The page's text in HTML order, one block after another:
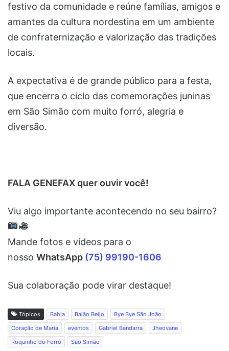
festivo da comunidade e reúne famílias, amigos e
amantes da cultura nordestina em um ambiente
de confraternização e valorização das tradições
locais.
A expectativa é de grande público para a festa,
que encerra o ciclo das comemorações juninas
em São Simão com muito forró, alegria e
diversão.
FALA GENEFAX quer ouvir você!
Viu algo importante acontecendo no seu bairro?
Mande fotos e vídeos para o
nosso WhatsApp (75) 99190-1606
Sua colaboração pode virar destaque!
Tópicos Bahia Balão Beijo
Bye Bye São João
Coração de Maria
eventos Gabriel Bandarra
Jheovane
Roquinho do Forró
São Simão